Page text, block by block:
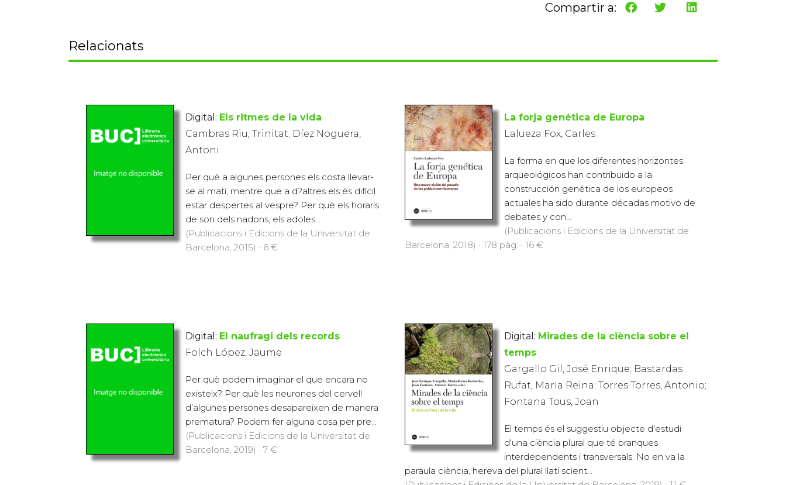
Compartir a:
Relacionats
Digital: Els ritmes de la vida
Cambras Riu, Trinitat; Díez Noguera,
Antoni
Per què a algunes persones els costa llevar-
se al matí, mentre que a d?altres els és difícil
estar despertes al vespre? Per què els horaris
de son dels nadons, els adoles...
(Publicacions i Edicions de la Universitat de
Barcelona, 2015) · 6 €
La forja genética de Europa
Lalueza Fox, Carles
La forma en que los diferentes horizontes
arqueológicos han contribuido a la
construcción genética de los europeos
actuales ha sido durante décadas motivo de
debates y con...
(Publicacions i Edicions de la Universitat de
Barcelona, 2018) · 178 pàg. · 16 €
Digital: El naufragi dels records
Folch López, Jaume
Per què podem imaginar el que encara no
existeix? Per què les neurones del cervell
d’algunes persones desapareixen de manera
prematura? Podem fer alguna cosa per pre...
(Publicacions i Edicions de la Universitat de
Barcelona, 2019) · 7 €
Digital: Mirades de la ciència sobre el
temps
Gargallo Gil, José Enrique; Bastardas
Rufat, Maria Reina; Torres Torres, Antonio;
Fontana Tous, Joan
El temps és el suggestiu objecte d'estudi
d'una ciència plural que té branques
interdependents i transversals. No en va la
paraula ciència, hereva del plural llatí scient...